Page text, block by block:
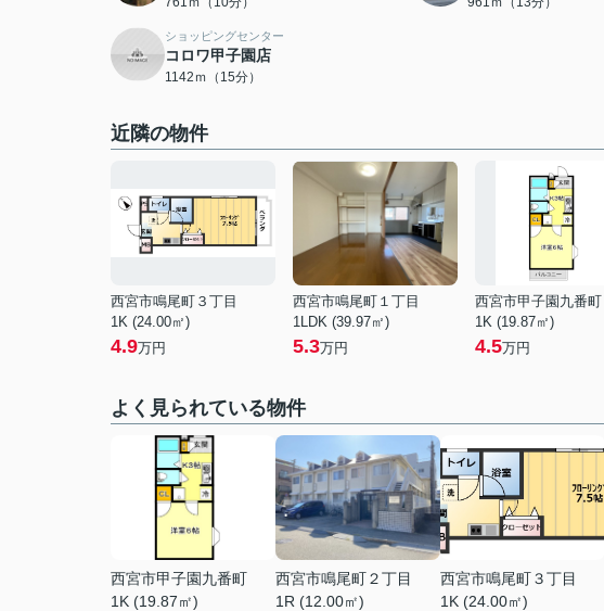
ショッピングセンター
コロワ甲子園店
1142ｍ（15分）
近隣の物件
西宮市鳴尾町３丁目
1K (24.00㎡)
4.9万円
西宮市鳴尾町１丁目
1LDK (39.97㎡)
5.3万円
西宮市甲子園九番町
1K (19.87㎡)
4.5万円
よく見られている物件
西宮市甲子園九番町
1K (19.87㎡)
西宮市鳴尾町２丁目
1R (12.00㎡)
西宮市鳴尾町３丁目
1K (24.00㎡)